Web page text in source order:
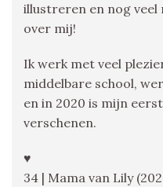
illustreren en nog veel
over mij!
Ik werk met veel
middelbare school,
en in 2020 is mijn
verschenen.
♥
34 | Mama van Lily